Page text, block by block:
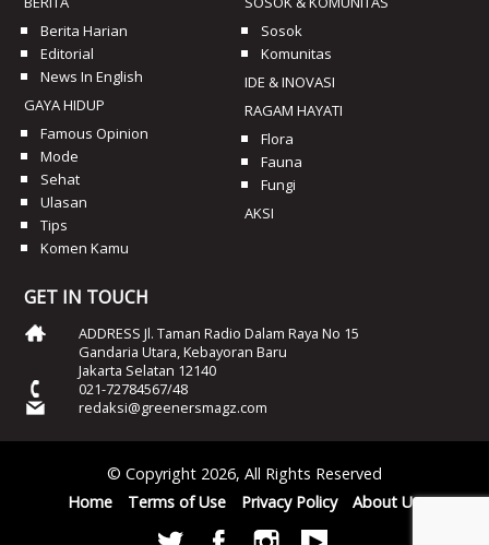
Berita Harian
Editorial
News In English
GAYA HIDUP
Famous Opinion
Mode
Sehat
Ulasan
Tips
Komen Kamu
Sosok
Komunitas
IDE & INOVASI
RAGAM HAYATI
Flora
Fauna
Fungi
AKSI
GET IN TOUCH
ADDRESS Jl. Taman Radio Dalam Raya No 15
Gandaria Utara, Kebayoran Baru
Jakarta Selatan 12140
021-72784567/48
redaksi@greenersmagz.com
© Copyright 2026, All Rights Reserved
Home
Terms of Use Privacy Policy About Us